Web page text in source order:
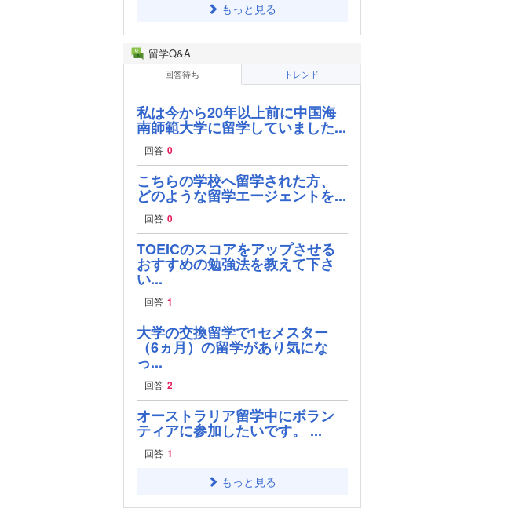
もっと見る
留学Q&A
回答待ち トレンド
私は今から20年以上前に中国海
南師範大学に留学していました...
回答 0
こちらの学校へ留学された方、
どのような留学エージェントを...
回答 0
TOEICのスコアをアップさせる
おすすめの勉強法を教えて下さ
い...
回答 1
大学の交換留学で1セメスター
（6ヵ月）の留学があり気にな
っ...
回答 2
オーストラリア留学中にボラン
ティアに参加したいです。 ...
回答 1
もっと見る